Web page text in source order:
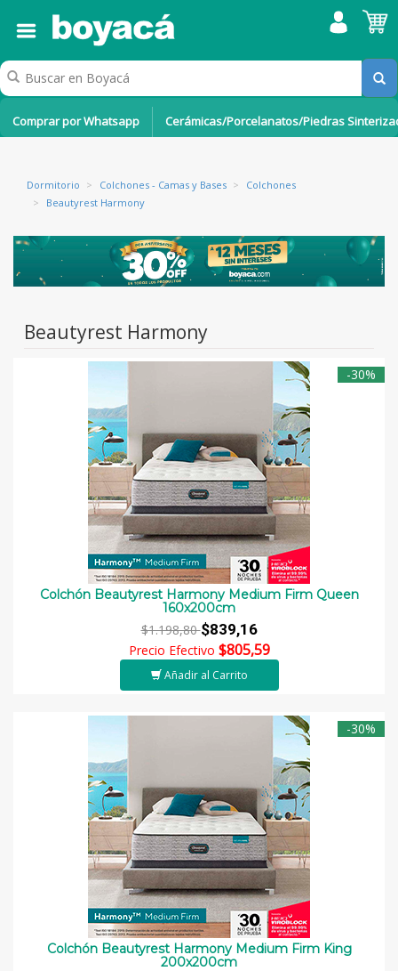
Comprar por Whatsapp Cerámicas/Porcelanatos/Piedras
Dormitorio > Colchones - Camas y Bases >
Colchones
>
Beautyrest Harmony
Beautyrest Harmony
-30%
Colchón Beautyrest Harmony Medium Firm Queen
160x200cm
$1.198,80$839,16
Precio Efectivo $805,59
Añadir al Carrito
-30%
Colchón Beautyrest Harmony Medium Firm King
200x200cm